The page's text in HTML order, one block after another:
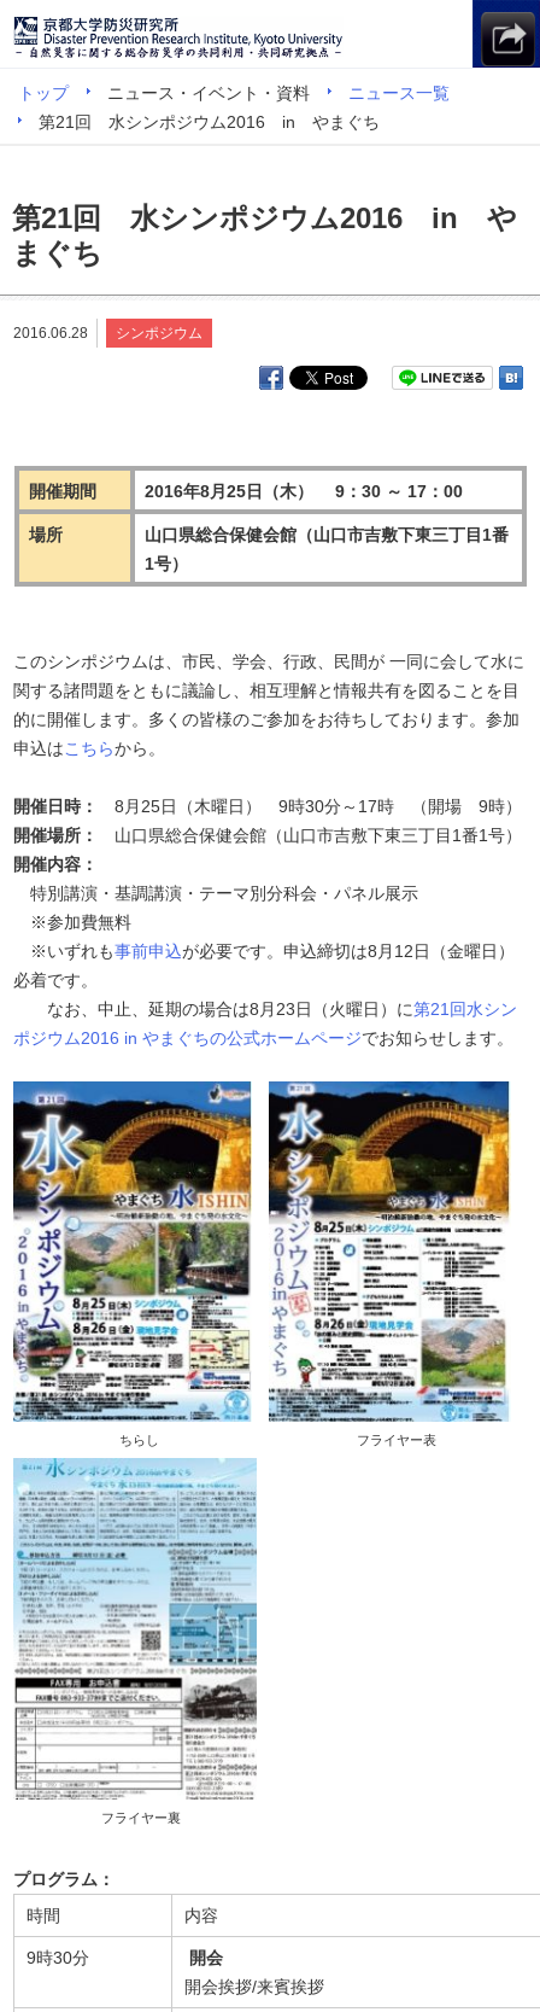
トップ ニュース・イベント・資料
ニュース一覧
第21回 水シンポジウム2016 in やまぐち
第21回 水シンポジウム2016 in や
まぐち
2016.06.28 シンポジウム
開催期間 2016年8月25日（木） 9：30 ～ 17：00
場所
山口県総合保健会館（山口市吉敷下東三丁目1番
1号）
このシンポジウムは、市民、学会、行政、民間が 一同に会して水に
関する諸問題をともに議論し、相互理解と情報共有を図ることを目
的に開催します。多くの皆様のご参加をお待ちしております。参加
申込はこちらから。
開催日時：
8月25日（木曜日） 9時30分～17時 （開場 9時）
開催場所：
山口県総合保健会館（山口市吉敷下東三丁目1番1号）
開催内容：
特別講演・基調講演・テーマ別分科会・パネル展示
※参加費無料
※いずれも事前申込が必要です。申込締切は8月12日（金曜日）
必着です。
なお、中止、延期の場合は8月23日（火曜日）に第21回水シン
ポジウム2016 in やまぐちの公式ホームページでお知らせします。
ちらし フライヤー表
フライヤー裏
プログラム：
時間
内容
9時30分
開会
開会挨拶/来賓挨拶